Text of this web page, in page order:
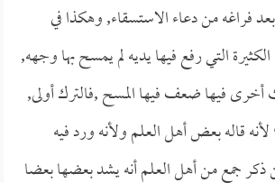
فراغه من دعاء الاستسقاء, وهكذا في
التي رفع فيها يديه لم يمسح بها وجهه,
فيها ضعف فيها المسح ,فالترك أولى,
قاله بعض أهل العلم ولأنه ورد فيه
جمع من أهل العلم أنه يشد بعضها بعضا